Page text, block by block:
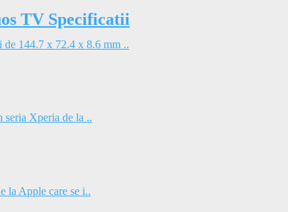
TV Specificatii
de 144.7 x 72.4 x 8.6 mm ..
seria Xperia de la ..
la Apple care se i..